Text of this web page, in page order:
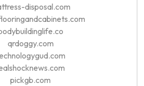
disposal.com
qrdoggy.com
pickgb.com